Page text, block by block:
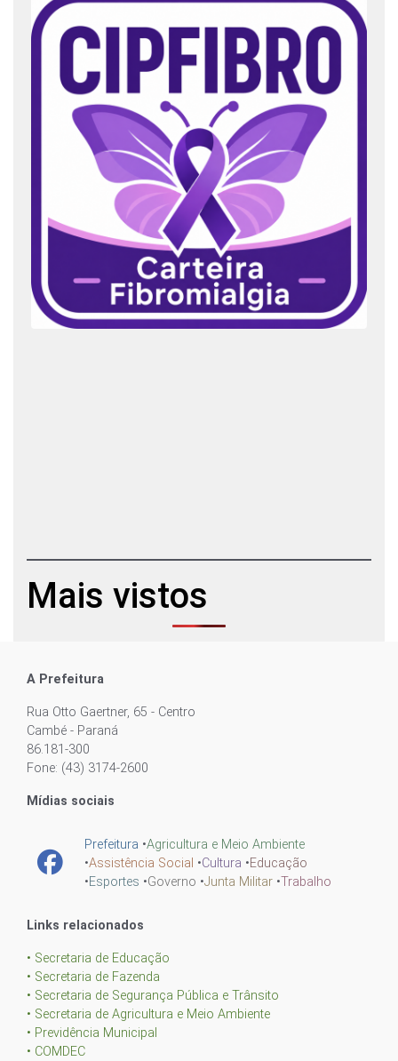
Mais vistos
A Prefeitura
Rua Otto Gaertner, 65 - Centro
Cambé - Paraná
86.181-300
Fone: (43) 3174-2600
Mídias sociais
Prefeitura •Agricultura e Meio Ambiente
•Assistência Social •Cultura •Educação
•Esportes •Governo •Junta Militar •Trabalho
Links relacionados
• Secretaria de Educação
• Secretaria de Fazenda
• Secretaria de Segurança Pública e Trânsito
• Secretaria de Agricultura e Meio Ambiente
• Previdência Municipal
• COMDEC